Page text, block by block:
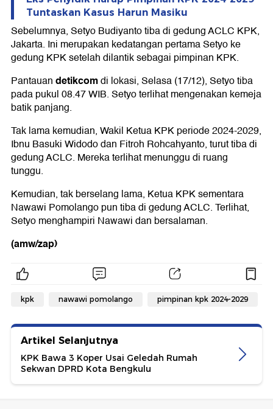
Tuntaskan Kasus Harun Masiku
Sebelumnya, Setyo Budiyanto tiba di gedung ACLC KPK,
Jakarta. Ini merupakan kedatangan pertama Setyo ke
gedung KPK setelah dilantik sebagai pimpinan KPK.
Pantauandetikcomdi lokasi, Selasa (17/12), Setyo tiba
pada pukul 08.47 WIB. Setyo terlihat mengenakan kemeja
batik panjang.
Tak lama kemudian, Wakil Ketua KPK periode 2024-2029,
Ibnu Basuki Widodo dan Fitroh Rohcahyanto, turut tiba di
gedung ACLC. Mereka terlihat menunggu di ruang
tunggu.
Kemudian, tak berselang lama, Ketua KPK sementara
Nawawi Pomolango pun tiba di gedung ACLC. Terlihat,
Setyo menghampiri Nawawi dan bersalaman.
(amw/zap)
kpk nawawi pomolango pimpinan kpk 2024-2029
Artikel Selanjutnya
KPK Bawa 3 Koper Usai Geledah Rumah
Sekwan DPRD Kota Bengkulu